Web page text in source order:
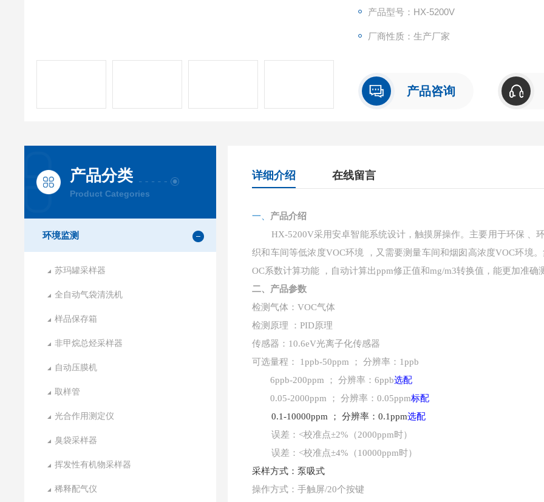
产品型号：HX-5200V
厂商性质：生产厂家
产品咨询
产品分类
Product Categories
环境监测
苏玛罐采样器
全自动气袋清洗机
样品保存箱
非甲烷总烃采样器
自动压膜机
取样管
光合作用测定仪
臭袋采样器
挥发性有机物采样器
稀释配气仪
详细介绍 在线留言
一、 产品介绍
HX-5200V采用安卓智能系统设计，触摸屏操作。主要用于环保 、
织和车间等低浓度VOC环境 ，又需要测量车间和烟囱高浓度VOC环境
OC系数计算功能 ，自动计算出ppm修正值和mg/m3转换值，能更加准确
二、产品参数
检测气体：VOC气体
检测原理 ：PID原理
传感器： 10.6eV光离子化传感器
可选量程：
1ppb-50ppm ； 分辨率：1ppb
6ppb-200ppm ； 分辨率：6ppb选配
0.05-2000ppm ； 分辨率：0.05ppm标配
0.1-10000ppm ； 分辨率：0.1ppm选配
误差： <校准点±2%（2000ppm时）
误差： <校准点±4%（10000ppm时）
采样方式：泵吸式
操作方式：手触屏/20个按键